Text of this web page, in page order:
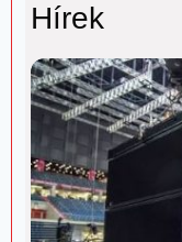
Hírek